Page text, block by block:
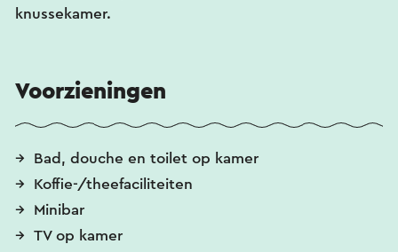
knussekamer.
Voorzieningen
Bad, douche en toilet op kamer
Koffie-/theefaciliteiten
Minibar
TV op kamer